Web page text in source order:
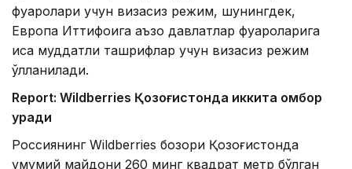
фуқаролари учун визасиз режим, шунингдек,
Европа Иттифоқига аъзо давлатлар фуқароларига
қисқа муддатли ташрифлар учун визасиз режим
қўлланилади.
Report: Wildberries Қозоғистонда иккита омбор
қуради
Россиянинг Wildberries бозори Қозоғистонда
умумий майдони 260 минг квадрат метр бўлган